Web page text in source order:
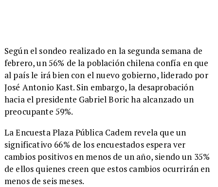
Según el sondeo realizado en la segunda semana de
febrero, un 56% de la población chilena confía en que
al país le irá bien con el nuevo gobierno, liderado por
José Antonio Kast. Sin embargo, la desaprobación
hacia el presidente Gabriel Boric ha alcanzado un
preocupante 59%.
La Encuesta Plaza Pública Cadem revela que un
significativo 66% de los encuestados espera ver
cambios positivos en menos de un año, siendo un 35%
de ellos quienes creen que estos cambios ocurrirán en
menos de seis meses.